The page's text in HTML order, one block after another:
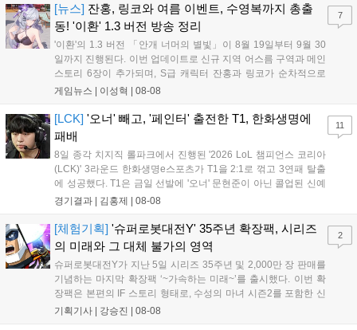
스...
[뉴스] 잔홍, 링코와 여름 이벤트, 수영복까지 총출
동! '이환' 1.3 버전 방송 정리
'이환'의 1.3 버전 「안개 너머의 별빛」이 8월 19일부터 9월 30
일까지 진행된다. 이번 업데이트로 신규 지역 어스름 구역과 메인
스토리 6장이 추가되며, S급 캐릭터 잔홍과 링코가 순차적으로
등장한다. 여름 시즌을 맞아 비치발리볼, 수상 오토바이 등 다채
의성도 강화된다. 8월 11일까지 사용 가능한 교환 코드 3종이 제
공되며, 상세 일정은 공식 채널을 통해 확인할 수 있다....
게임뉴스 | 이성혁 08-08
7
[LCK] '오너' 빼고, '페인터' 출전한 T1, 한화생명에
패배
8일 종각 치지직 롤파크에서 진행된 '2026 LoL 챔피언스 코리아
(LCK)' 3라운드 한화생명e스포츠가 T1을 2:1로 꺾고 3연패 탈출
에 성공했다. T1은 금일 선발에 '오너' 문현준이 아닌 콜업된 신예
'페인터' 김은후를 투입했지만, 결국 1:2로 패배하고 말았다. T1은
을 빼냈다....
경기결과 | 김홍제 08-08
11
[체험기획] '슈퍼로봇대전Y' 35주년 확장팩, 시리즈
의 미래와 그 대체 불가의 영역
슈퍼로봇대전Y가 지난 5일 시리즈 35주년 및 2,000만 장 판매를
기념하는 마지막 확장팩 ‘~가속하는 미래~’를 출시했다. 이번 확
장팩은 본편의 IF 스토리 형태로, 수성의 마녀 시즌2를 포함한 신
규 참전작과 크로스오버 합체기를 선보이며 작품을 완결 짓는다.
기획기사 | 강승진 08-08
2